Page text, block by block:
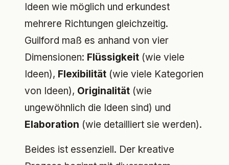
Ideen wie möglich und erkundest
mehrere Richtungen gleichzeitig.
Guilford maß es anhand von vier
Dimensionen: Flüssigkeit (wie viele
Ideen), Flexibilität (wie viele Kategorien
von Ideen), Originalität (wie
ungewöhnlich die Ideen sind) und
Elaboration (wie detailliert sie werden).
Beides ist essenziell. Der kreative